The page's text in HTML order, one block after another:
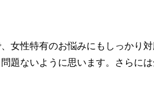
女性特有のお悩みにもしっかり
題ないように思います。さらに